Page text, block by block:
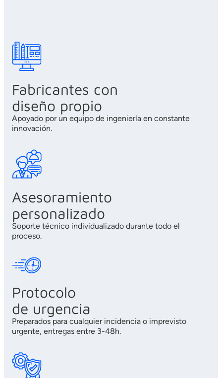
Fabricantes con
diseño propio
Apoyado por un equipo de ingeniería en constante
innovación.
Asesoramiento
personalizado
Soporte técnico individualizado durante todo el
proceso.
Protocolo
de urgencia
Preparados para cualquier incidencia o imprevisto
urgente, entregas entre 3-48h.